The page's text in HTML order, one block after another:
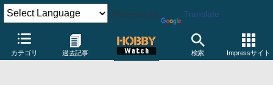
Powered by Translate
カテゴリ 過去記事 検索 Impressサイト